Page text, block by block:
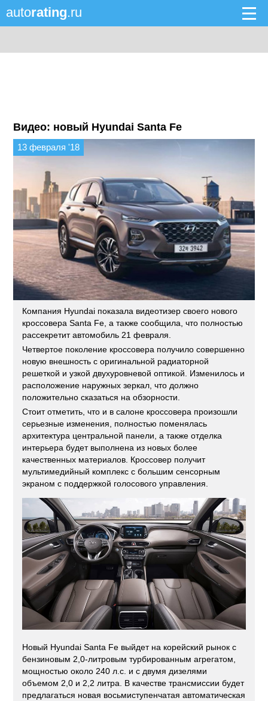
autorating.ru
Видео: новый Hyundai Santa Fe
13 февраля '18
Компания Hyundai показала видеотизер своего нового
кроссовера Santa Fe, а также сообщила, что полностью
рассекретит автомобиль 21 февраля.
Четвертое поколение кроссовера получило совершенно
новую внешность с оригинальной радиаторной
решеткой и узкой двухуровневой оптикой. Изменилось и
расположение наружных зеркал, что должно
положительно сказаться на обзорности.
Стоит отметить, что и в салоне кроссовера произошли
серьезные изменения, полностью поменялась
архитектура центральной панели, а также отделка
интерьера будет выполнена из новых более
качественных материалов. Кроссовер получит
мультимедийный комплекс с большим сенсорным
экраном с поддержкой голосового управления.
Новый Hyundai Santa Fe выйдет на корейский рынок с
бензиновым 2,0-литровым турбированным агрегатом,
мощностью около 240 л.с. и с двумя дизелями
объемом 2,0 и 2,2 литра. В качестве трансмиссии будет
предлагаться новая восьмиступенчатая автоматическая